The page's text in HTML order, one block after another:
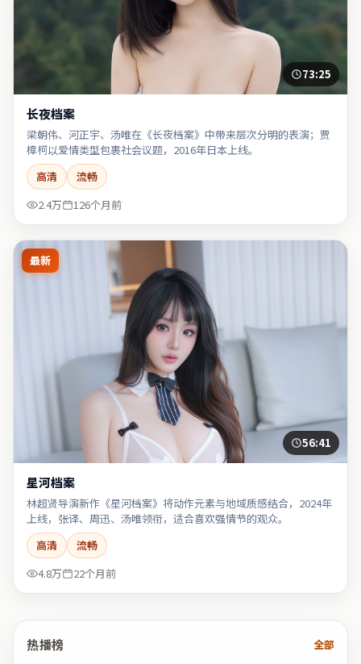
73:25
长夜档案
梁朝伟、河正宇、汤唯在《长夜档案》中带来层次分明的表演；贾
樟柯以爱情类型包裹社会议题，2016年日本上线。
高清
流畅
2.4万
126个月前
最新
56:41
星河档案
林超贤导演新作《星河档案》将动作元素与地域质感结合，2024年
上线，张译、周迅、汤唯领衔，适合喜欢强情节的观众。
高清
流畅
4.8万
22个月前
热播榜 全部